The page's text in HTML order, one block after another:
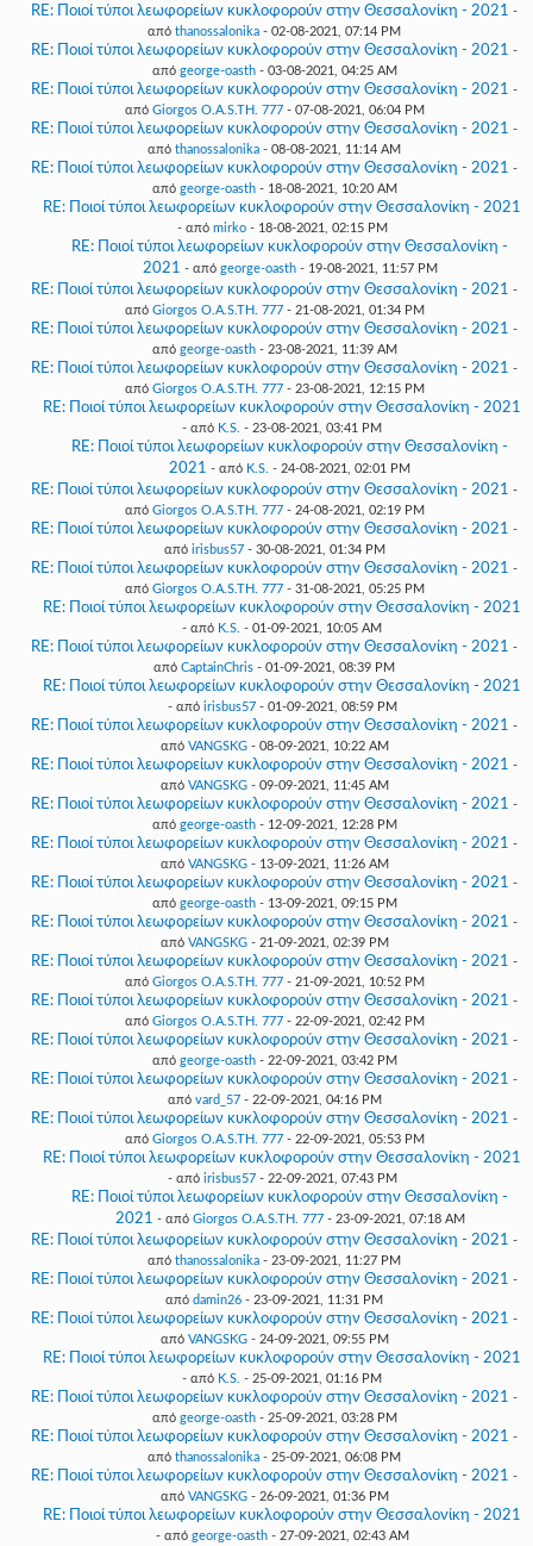
RE: Ποιοί τύποι λεωφορείων κυκλοφορούν στην Θεσσαλονίκη - 2021 -
από thanossalonika - 02-08-2021, 07:14 PM
RE: Ποιοί τύποι λεωφορείων κυκλοφορούν στην Θεσσαλονίκη - 2021 -
από george-oasth- 03-08-2021, 04:25 AM
RE: Ποιοί τύποι λεωφορείων κυκλοφορούν στην Θεσσαλονίκη - 2021 -
από Giorgos O.A.S.TH. 777- 07-08-2021, 06:04 PM
RE: Ποιοί τύποι λεωφορείων κυκλοφορούν στην Θεσσαλονίκη - 2021 -
από thanossalonika - 08-08-2021, 11:14 AM
RE: Ποιοί τύποι λεωφορείων κυκλοφορούν στην Θεσσαλονίκη - 2021 -
από george-oasth- 18-08-2021, 10:20 AM
RE: Ποιοί τύποι λεωφορείων κυκλοφορούν στην Θεσσαλονίκη - 2021
- από mirko- 18-08-2021, 02:15 PM
RE: Ποιοί τύποι λεωφορείων κυκλοφορούν στην Θεσσαλονίκη -
2021 - από george-oasth- 19-08-2021, 11:57 PM
RE: Ποιοί τύποι λεωφορείων κυκλοφορούν στην Θεσσαλονίκη - 2021 -
από Giorgos O.A.S.TH. 777- 21-08-2021, 01:34 PM
RE: Ποιοί τύποι λεωφορείων κυκλοφορούν στην Θεσσαλονίκη - 2021 -
από george-oasth- 23-08-2021, 11:39 AM
RE: Ποιοί τύποι λεωφορείων κυκλοφορούν στην Θεσσαλονίκη - 2021 -
από Giorgos O.A.S.TH. 777- 23-08-2021, 12:15 PM
RE: Ποιοί τύποι λεωφορείων κυκλοφορούν στην Θεσσαλονίκη - 2021
- από K.S. - 23-08-2021, 03:41 PM
RE: Ποιοί τύποι λεωφορείων κυκλοφορούν στην Θεσσαλονίκη -
2021 - από K.S. - 24-08-2021, 02:01 PM
RE: Ποιοί τύποι λεωφορείων κυκλοφορούν στην Θεσσαλονίκη - 2021 -
από Giorgos O.A.S.TH. 777- 24-08-2021, 02:19 PM
RE: Ποιοί τύποι λεωφορείων κυκλοφορούν στην Θεσσαλονίκη - 2021 -
από irisbus57- 30-08-2021, 01:34 PM
RE: Ποιοί τύποι λεωφορείων κυκλοφορούν στην Θεσσαλονίκη - 2021 -
από Giorgos O.A.S.TH. 777- 31-08-2021, 05:25 PM
RE: Ποιοί τύποι λεωφορείων κυκλοφορούν στην Θεσσαλονίκη - 2021
- από K.S. - 01-09-2021, 10:05 AM
RE: Ποιοί τύποι λεωφορείων κυκλοφορούν στην Θεσσαλονίκη - 2021 -
από CaptainChris - 01-09-2021, 08:39 PM
RE: Ποιοί τύποι λεωφορείων κυκλοφορούν στην Θεσσαλονίκη - 2021
- από irisbus57- 01-09-2021, 08:59 PM
RE: Ποιοί τύποι λεωφορείων κυκλοφορούν στην Θεσσαλονίκη - 2021 -
από VANGSKG- 08-09-2021, 10:22 AM
RE: Ποιοί τύποι λεωφορείων κυκλοφορούν στην Θεσσαλονίκη - 2021 -
από VANGSKG- 09-09-2021, 11:45 AM
RE: Ποιοί τύποι λεωφορείων κυκλοφορούν στην Θεσσαλονίκη - 2021 -
από george-oasth- 12-09-2021, 12:28 PM
RE: Ποιοί τύποι λεωφορείων κυκλοφορούν στην Θεσσαλονίκη - 2021 -
από VANGSKG- 13-09-2021, 11:26 AM
RE: Ποιοί τύποι λεωφορείων κυκλοφορούν στην Θεσσαλονίκη - 2021 -
από george-oasth- 13-09-2021, 09:15 PM
RE: Ποιοί τύποι λεωφορείων κυκλοφορούν στην Θεσσαλονίκη - 2021 -
από VANGSKG- 21-09-2021, 02:39 PM
RE: Ποιοί τύποι λεωφορείων κυκλοφορούν στην Θεσσαλονίκη - 2021 -
από Giorgos O.A.S.TH. 777- 21-09-2021, 10:52 PM
RE: Ποιοί τύποι λεωφορείων κυκλοφορούν στην Θεσσαλονίκη - 2021 -
από Giorgos O.A.S.TH. 777- 22-09-2021, 02:42 PM
RE: Ποιοί τύποι λεωφορείων κυκλοφορούν στην Θεσσαλονίκη - 2021 -
από george-oasth- 22-09-2021, 03:42 PM
RE: Ποιοί τύποι λεωφορείων κυκλοφορούν στην Θεσσαλονίκη - 2021 -
από vard_57- 22-09-2021, 04:16 PM
RE: Ποιοί τύποι λεωφορείων κυκλοφορούν στην Θεσσαλονίκη - 2021 -
από Giorgos O.A.S.TH. 777- 22-09-2021, 05:53 PM
RE: Ποιοί τύποι λεωφορείων κυκλοφορούν στην Θεσσαλονίκη - 2021
- από irisbus57- 22-09-2021, 07:43 PM
RE: Ποιοί τύποι λεωφορείων κυκλοφορούν στην Θεσσαλονίκη -
2021 - από Giorgos O.A.S.TH. 777- 23-09-2021, 07:18 AM
RE: Ποιοί τύποι λεωφορείων κυκλοφορούν στην Θεσσαλονίκη - 2021 -
από thanossalonika - 23-09-2021, 11:27 PM
RE: Ποιοί τύποι λεωφορείων κυκλοφορούν στην Θεσσαλονίκη - 2021 -
από damin26 - 23-09-2021, 11:31 PM
RE: Ποιοί τύποι λεωφορείων κυκλοφορούν στην Θεσσαλονίκη - 2021 -
από VANGSKG- 24-09-2021, 09:55 PM
RE: Ποιοί τύποι λεωφορείων κυκλοφορούν στην Θεσσαλονίκη - 2021
- από K.S. - 25-09-2021, 01:16 PM
RE: Ποιοί τύποι λεωφορείων κυκλοφορούν στην Θεσσαλονίκη - 2021 -
από george-oasth- 25-09-2021, 03:28 PM
RE: Ποιοί τύποι λεωφορείων κυκλοφορούν στην Θεσσαλονίκη - 2021 -
από thanossalonika - 25-09-2021, 06:08 PM
RE: Ποιοί τύποι λεωφορείων κυκλοφορούν στην Θεσσαλονίκη - 2021 -
από VANGSKG- 26-09-2021, 01:36 PM
RE: Ποιοί τύποι λεωφορείων κυκλοφορούν στην Θεσσαλονίκη - 2021
- από george-oasth- 27-09-2021, 02:43 AM